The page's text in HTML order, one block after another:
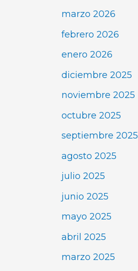
marzo 2026
febrero 2026
enero 2026
diciembre 2025
noviembre 2025
octubre 2025
septiembre 2025
agosto 2025
julio 2025
junio 2025
mayo 2025
abril 2025
marzo 2025